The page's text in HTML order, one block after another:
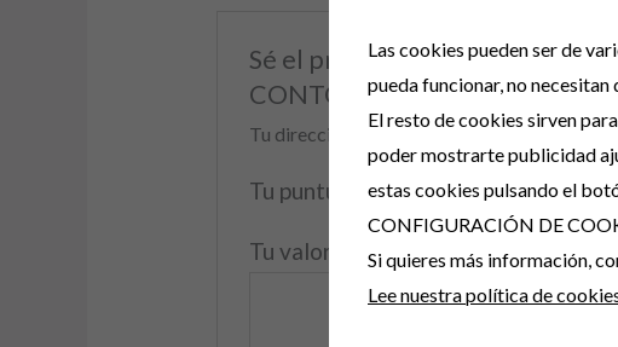
Sé el primero en valorar
CONTORNO DE PECHO 110”
Tu dirección de correo electrónico no será
Tu puntuación*
Tu valoración*
Las cookies pueden ser de
pueda funcionar, no
El resto de cookies sirven
poder mostrarte publicidad
estas cookies pulsando el
CONFIGURACIÓN DE
Si quieres más información,
Lee nuestra política de